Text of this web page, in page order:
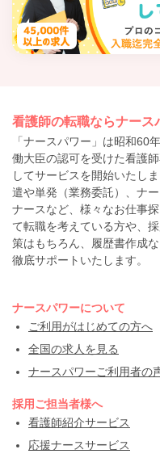
看護師の転職ならナース
「ナースパワー」は昭和60
働大臣の認可を受けた看護
してサービスを開始いたし
遣や単発（業務委託）、ナ
ナースなど、様々なお仕事
て転職を考えている方や、
策はもちろん、履歴書作成
徹底サポートいたします。
ナースパワーについて
ご利用がはじめての方へ
全国の求人を見る
ナースパワーご利用者の
採用ご担当者様へ
看護師紹介サービス
応援ナースサービス